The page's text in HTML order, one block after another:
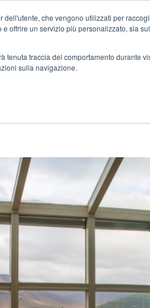
dell'utente, che vengono utilizzati per
offrire un servizio più personalizzato, sia
tenuta traccia del comportamento durante
sulla navigazione. LE